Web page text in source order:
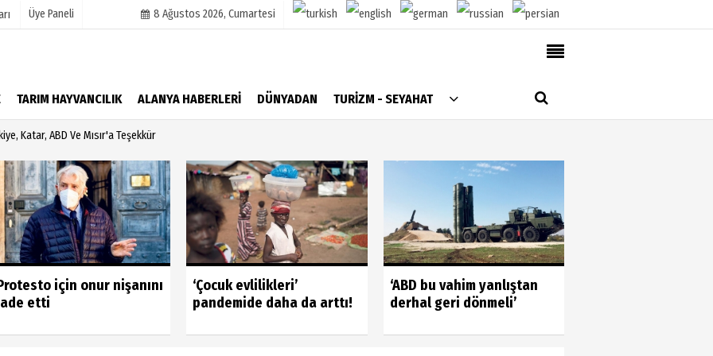
Üye Paneli 8 Ağustos 2026, Cumartesi
TARIM HAYVANCILIK ALANYA HABERLERİ DÜNYADAN TURİZM - SEYAHAT
Köşe Yazarları
Video Galeri
AlanyaTime TV
Moovit
Künye
Katar, ABD Ve Mısır'a Teşekkür
için onur nişanını
etti
‘Çocuk evlilikleri’
pandemide daha da arttı!
‘ABD bu vahim yanlıştan
derhal geri dönmeli’